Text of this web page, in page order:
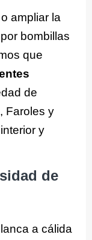
ampliar la
bombillas
que
de
Faroles y
y
de
a cálida